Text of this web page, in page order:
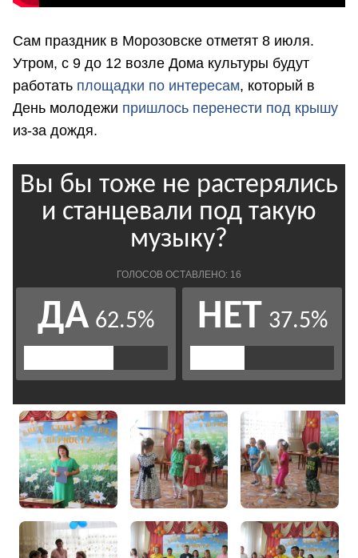
Сам праздник в Морозовске отметят 8 июля.
Утром, с 9 до 12 возле Дома культуры будут
работать площадки по интересам, который в
День молодежи пришлось перенести под крышу
из-за дождя.